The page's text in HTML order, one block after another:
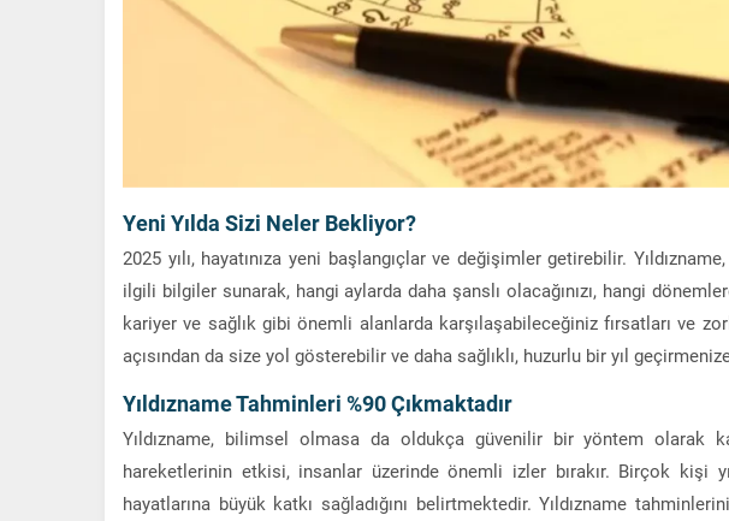
Yeni Yılda Sizi Neler Bekliyor?
2025 yılı, hayatınıza yeni başlangıçlar ve değişimler getirebilir.
ilgili bilgiler sunarak, hangi aylarda daha şanslı olacağınızı, hangi
kariyer ve sağlık gibi önemli alanlarda karşılaşabileceğiniz fırsatları ve
açısından da size yol gösterebilir ve daha sağlıklı, huzurlu bir yıl
Yıldızname Tahminleri %90 Çıkmaktadır
Yıldızname, bilimsel olmasa da oldukça güvenilir bir yöntem olarak
hareketlerinin etkisi, insanlar üzerinde önemli izler bırakır. Birçok kişi
hayatlarına büyük katkı sağladığını belirtmektedir. Yıldızname